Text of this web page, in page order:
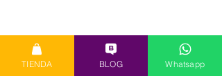
TIENDA BLOG Whatsapp